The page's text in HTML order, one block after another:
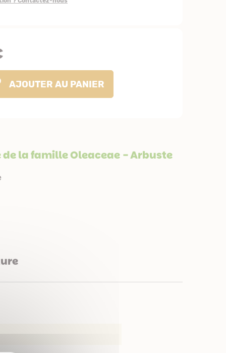
AJOUTER AU PANIER
de la familleOleaceae - Arbuste